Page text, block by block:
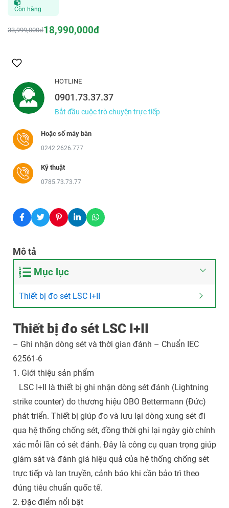
Còn hàng
33,999,000đ18,990,000đ
HOTLINE
0901.73.37.37
Bắt đầu cuộc trò chuyện trực tiếp
Hoặc số máy bàn
0242.2626.777
Kỹ thuật
0785.73.73.77
Mô tả
Mục lục
Thiết bị đo sét LSC I+II
Thiết bị đo sét LSC I+II
– Ghi nhận dòng sét và thời gian đánh – Chuẩn IEC
62561-6
1. Giới thiệu sản phẩm
LSC I+II là thiết bị ghi nhận dòng sét đánh (Lightning
strike counter) do thương hiệu OBO Bettermann (Đức)
phát triển. Thiết bị giúp đo và lưu lại dòng xung sét đi
qua hệ thống chống sét, đồng thời ghi lại ngày giờ chính
xác mỗi lần có sét đánh. Đây là công cụ quan trọng giúp
giám sát và đánh giá hiệu quả của hệ thống chống sét
trực tiếp và lan truyền, cảnh báo khi cần bảo trì theo
đúng tiêu chuẩn quốc tế.
2. Đặc điểm nổi bật